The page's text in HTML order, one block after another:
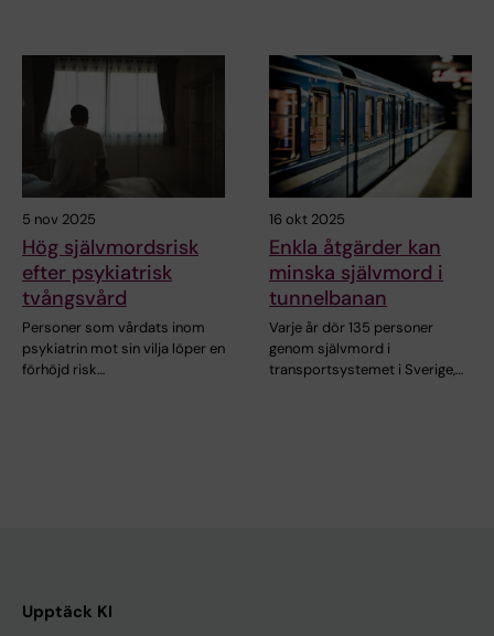
5 nov 2025
Hög självmordsrisk
efter psykiatrisk
tvångsvård
Personer som vårdats inom
psykiatrin mot sin vilja löper en
förhöjd risk…
16 okt 2025
Enkla åtgärder kan
minska självmord i
tunnelbanan
Varje år dör 135 personer
genom självmord i
transportsystemet i Sverige,…
Upptäck KI